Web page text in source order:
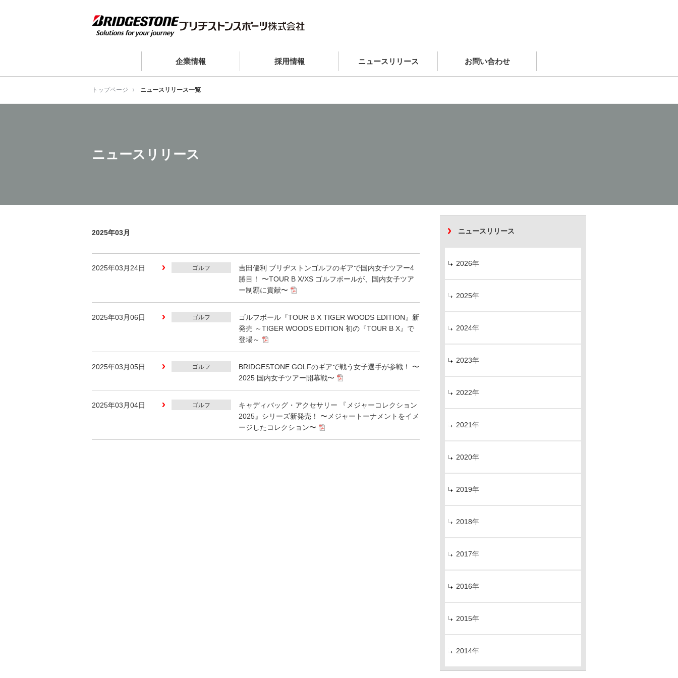
企業情報 採用情報 ニュースリリース お問い合わせ
トップページ ニュースリリース一覧
ニュースリリース
2025年03月
2025年03月24日 ゴルフ
吉田優利 ブリヂストンゴルフのギアで国内女子ツアー4
勝目！ 〜TOUR B X/XS ゴルフボールが、国内女子ツア
ー制覇に貢献〜
2025年03月06日 ゴルフ
ゴルフボール『TOUR B X TIGER WOODS EDITION』新
発売 ～TIGER WOODS EDITION 初の『TOUR B X』で
登場～
2025年03月05日 ゴルフ
BRIDGESTONE GOLFのギアで戦う女子選手が参戦！ 〜
2025 国内女子ツアー開幕戦〜
2025年03月04日 ゴルフ
キャディバッグ・アクセサリー 『メジャーコレクション
2025』シリーズ新発売！ 〜メジャートーナメントをイメ
ージしたコレクション〜
ニュースリリース
2026年
2025年
2024年
2023年
2022年
2021年
2020年
2019年
2018年
2017年
2016年
2015年
2014年